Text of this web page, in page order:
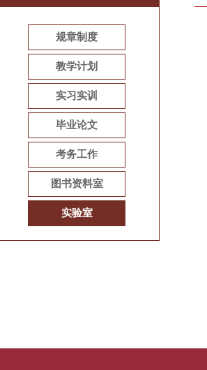
规章制度
教学计划
实习实训
毕业论文
考务工作
图书资料室
实验室